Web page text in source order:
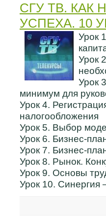
СГУ ТВ. КАК
УСПЕХА. 10
Урок
Урок
Урок
минимум для
Урок 4.
налогообложения
Урок 5. Выбор
Урок 6. Бизнес-
Урок 7. Бизнес-
Урок 8. Рынок.
Урок 9. Основы
Урок 10. Синергия